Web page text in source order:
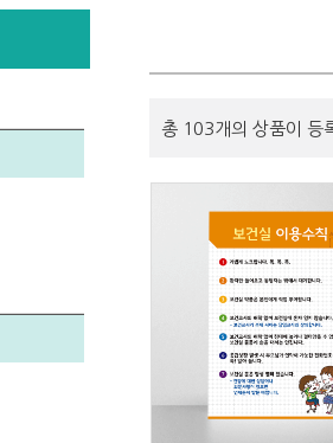
총 103개의 상품이 등